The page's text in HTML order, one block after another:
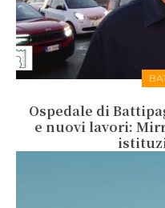
Ospedale di
e nuovi lavori: